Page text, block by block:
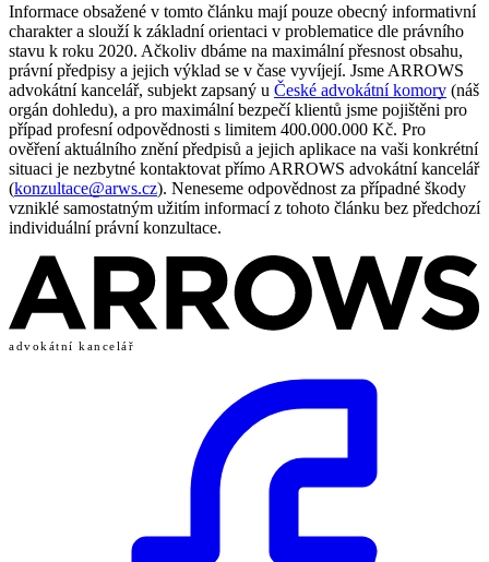
Informace obsažené v tomto článku mají pouze obecný informativní
charakter a slouží k základní orientaci v problematice dle právního
stavu k roku 2020. Ačkoliv dbáme na maximální přesnost obsahu,
právní předpisy a jejich výklad se v čase vyvíjejí. Jsme ARROWS
advokátní kancelář, subjekt zapsaný u České advokátní komory (náš
orgán dohledu), a pro maximální bezpečí klientů jsme pojištěni pro
případ profesní odpovědnosti s limitem 400.000.000 Kč. Pro
ověření aktuálního znění předpisů a jejich aplikace na vaši konkrétní
situaci je nezbytné kontaktovat přímo ARROWS advokátní kancelář
(konzultace@arws.cz). Neneseme odpovědnost za případné škody
vzniklé samostatným užitím informací z tohoto článku bez předchozí
individuální právní konzultace.
advokátní kancelář